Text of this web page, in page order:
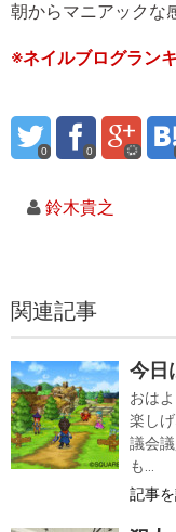
朝からマニアックな
※ネイルブログラン
0 0
鈴木貴之
関連記事
今日
おは
楽し
議会
も...
記事